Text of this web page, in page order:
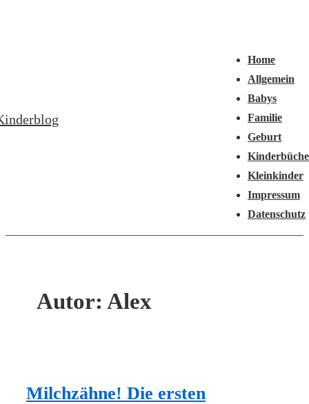
Home
Allgemein
Babys
Familie
Geburt
Kleinkinder
Impressum
Datenschutz
Autor: Alex
Milchzähne! Die ersten